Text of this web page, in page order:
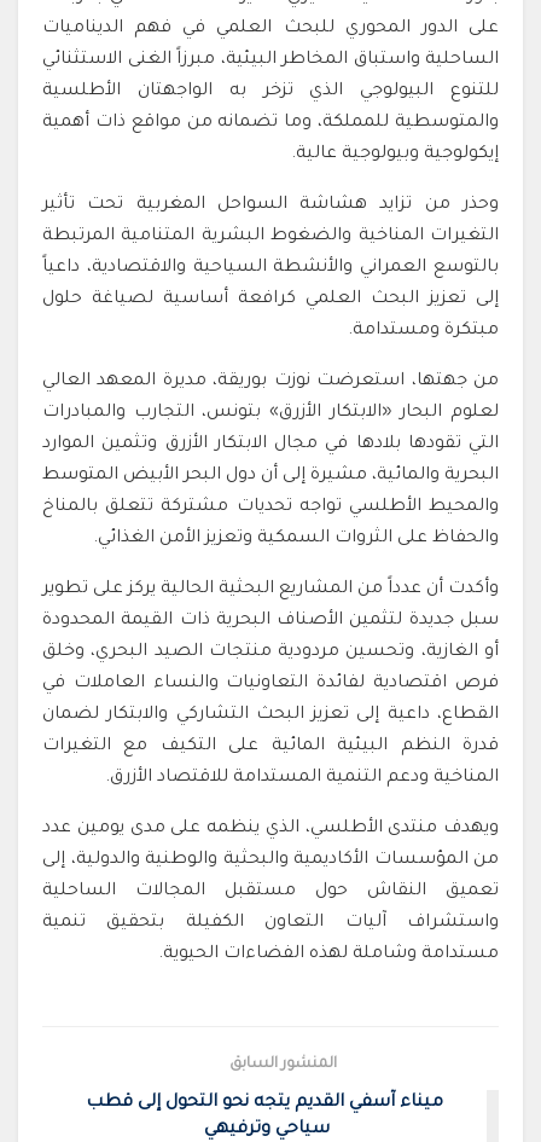
على الدور المحوري للبحث العلمي في فهم الديناميات
الساحلية واستباق المخاطر البيئية، مبرزاً الغنى الاستثنائي
للتنوع البيولوجي الذي تزخر به الواجهتان الأطلسية
والمتوسطية للمملكة، وما تضمانه من مواقع ذات أهمية
إيكولوجية وبيولوجية عالية.
وحذر من تزايد هشاشة السواحل المغربية تحت تأثير
التغيرات المناخية والضغوط البشرية المتنامية المرتبطة
بالتوسع العمراني والأنشطة السياحية والاقتصادية، داعياً
إلى تعزيز البحث العلمي كرافعة أساسية لصياغة حلول
مبتكرة ومستدامة.
من جهتها، استعرضت نوزت بوريقة، مديرة المعهد العالي
لعلوم البحار «الابتكار الأزرق» بتونس، التجارب والمبادرات
التي تقودها بلادها في مجال الابتكار الأزرق وتثمين الموارد
البحرية والمائية، مشيرة إلى أن دول البحر الأبيض المتوسط
والمحيط الأطلسي تواجه تحديات مشتركة تتعلق بالمناخ
والحفاظ على الثروات السمكية وتعزيز الأمن الغذائي.
وأكدت أن عدداً من المشاريع البحثية الحالية يركز على تطوير
سبل جديدة لتثمين الأصناف البحرية ذات القيمة المحدودة
أو الغازية، وتحسين مردودية منتجات الصيد البحري، وخلق
فرص اقتصادية لفائدة التعاونيات والنساء العاملات في
القطاع، داعية إلى تعزيز البحث التشاركي والابتكار لضمان
قدرة النظم البيئية المائية على التكيف مع التغيرات
المناخية ودعم التنمية المستدامة للاقتصاد الأزرق.
ويهدف منتدى الأطلسي، الذي ينظمه على مدى يومين عدد
من المؤسسات الأكاديمية والبحثية والوطنية والدولية، إلى
تعميق النقاش حول مستقبل المجالات الساحلية
واستشراف آليات التعاون الكفيلة بتحقيق تنمية
مستدامة وشاملة لهذه الفضاءات الحيوية.
المنشور السابق
ميناء آسفي القديم يتجه نحو التحول إلى قطب
سياحي وترفيهي